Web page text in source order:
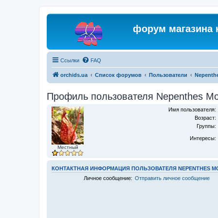
форум магазина
Ссылки FAQ
orchids.ua Список форумов Пользователи
Профиль пользователя Nepenthes
Местный
Имя пользователя:
Возраст:
Группы:
Интересы:
КОНТАКТНАЯ ИНФОРМАЦИЯ ПОЛЬЗОВАТЕЛЯ NEPENTHES
Личное сообщение: Отправить личное сообщение